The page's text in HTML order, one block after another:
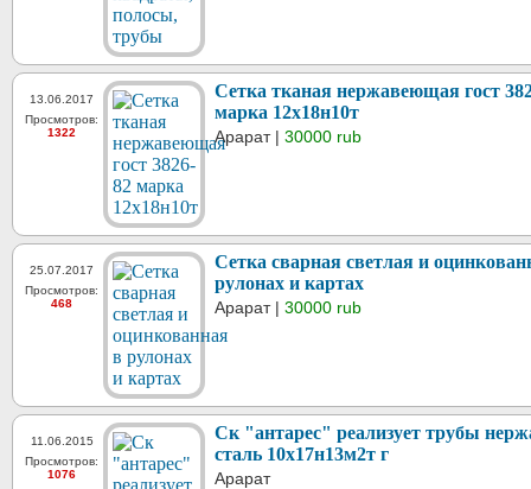
13.06.2017
Просмотров:
1322
Сетка тканая нержавеющая гост
марка 12х18н10т
Арарат | 30000 rub
25.07.2017
Просмотров:
468
Сетка сварная светлая и
рулонах и картах
Арарат | 30000 rub
11.06.2015
Просмотров:
1076
Ск "антарес" реализует трубы
сталь 10х17н13м2т г
Арарат